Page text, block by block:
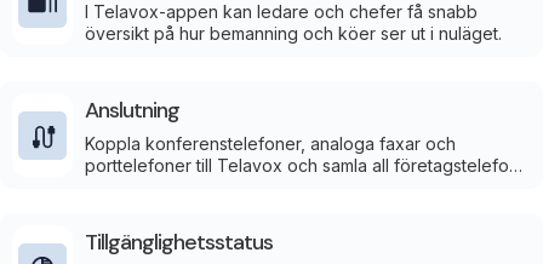
I Telavox-appen kan ledare och chefer få snabb
översikt på hur bemanning och köer ser ut i nuläget.
Anslutning
Koppla konferenstelefoner, analoga faxar och
porttelefoner till Telavox och samla all företagstelefoni i
Tillgänglighetsstatus